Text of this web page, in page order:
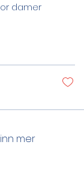
damer
mer